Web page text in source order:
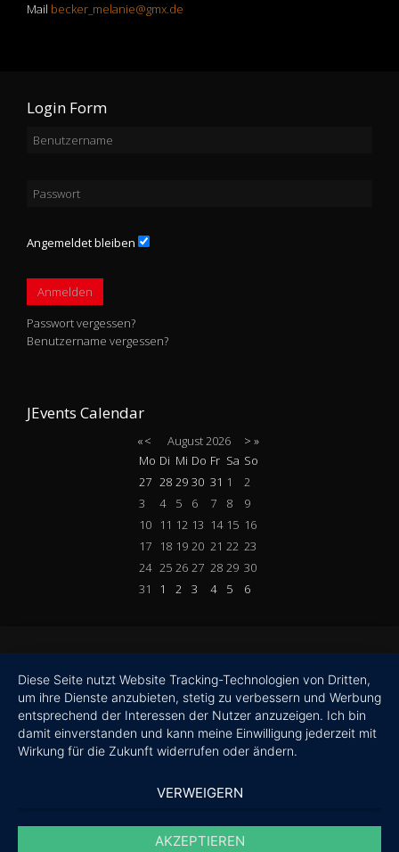
Mail becker_melanie@gmx.de
Login Form
Angemeldet bleiben
Anmelden
Passwort vergessen?
Benutzername vergessen?
JEvents Calendar
«< August2026 > »
Mo Di Mi Do Fr Sa So
27 28 29 30 31 1
2
3
4 5 6 7 8
9
10
11 12 13 14 15 16
17
18 19 20 21 22 23
24 25 26 27 28 29 30
31
1 2 3 4 5 6
Diese Seite nutzt Website Tracking-Technologien von Dritten,
um ihre Dienste anzubieten, stetig zu verbessern und Werbung
entsprechend der Interessen der Nutzer anzuzeigen. Ich bin
damit einverstanden und kann meine Einwilligung jederzeit mit
Wirkung für die Zukunft widerrufen oder ändern.
VERWEIGERN
AKZEPTIEREN